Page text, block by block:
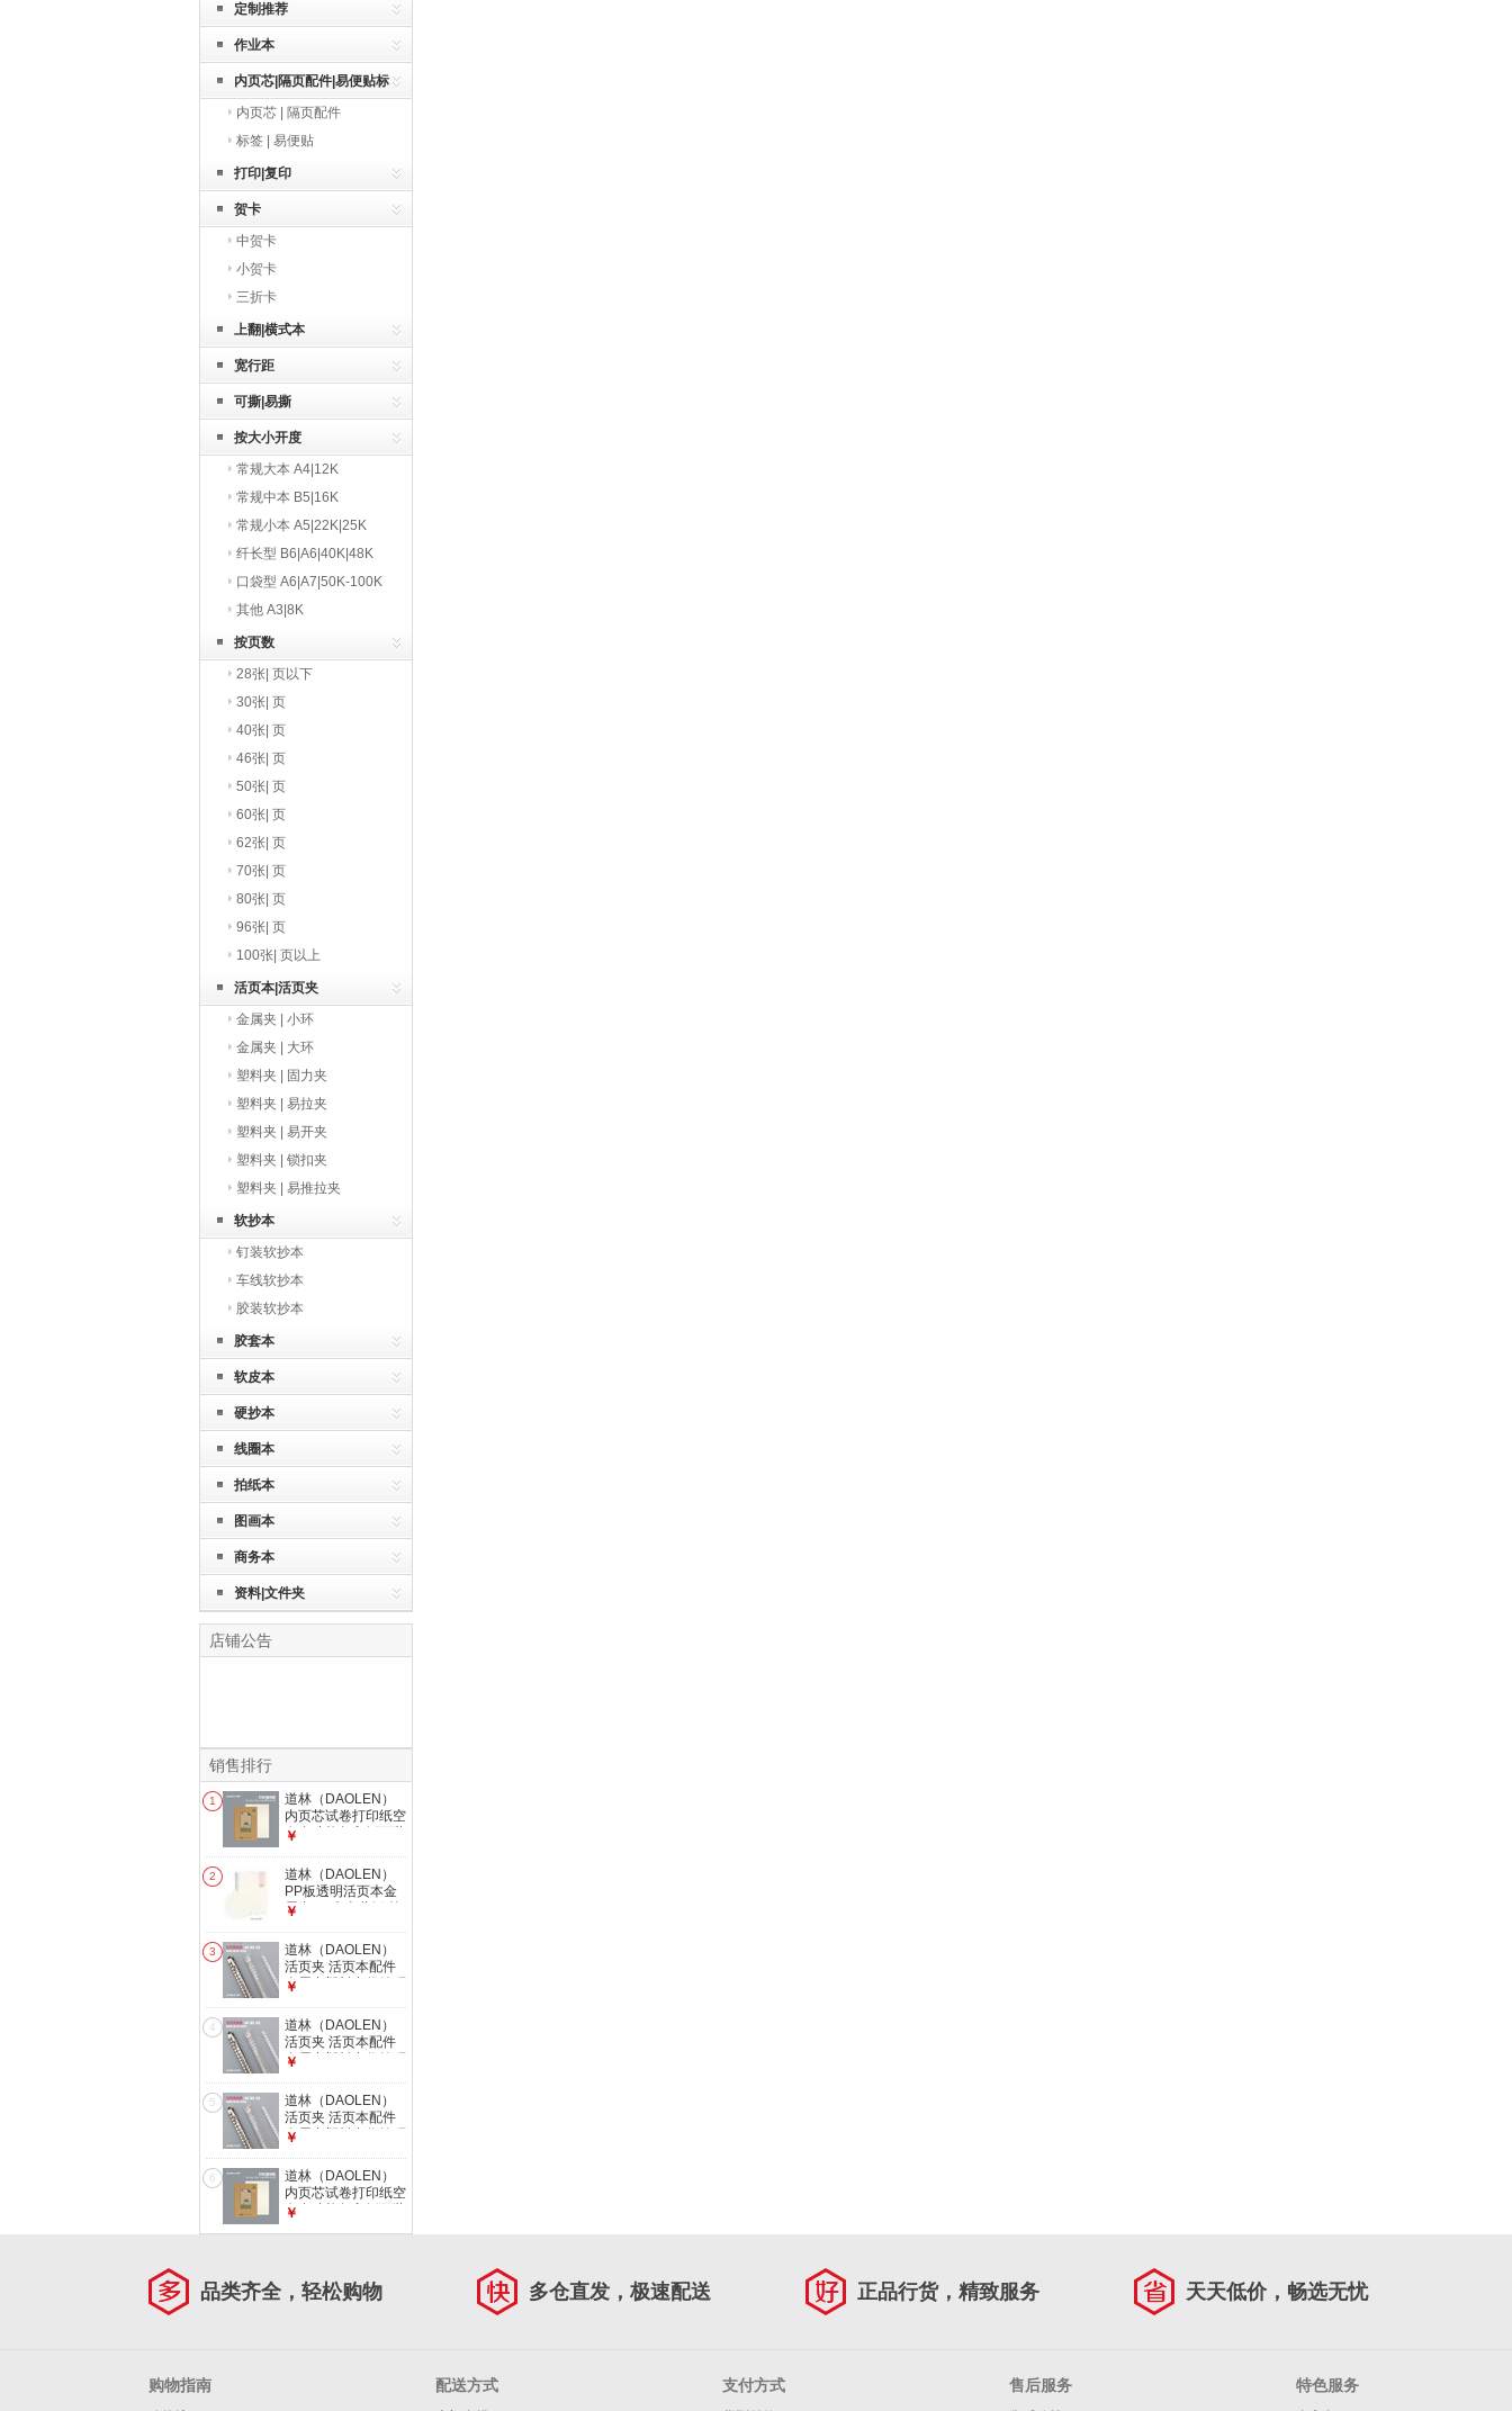
定制推荐
作业本
内页芯|隔页配件|易便贴标
签
内页芯 | 隔页配件
标签 | 易便贴
打印|复印
贺卡
中贺卡
小贺卡
三折卡
上翻|横式本
宽行距
可撕|易撕
按大小开度
常规大本 A4|12K
常规中本 B5|16K
常规小本 A5|22K|25K
纤长型 B6|A6|40K|48K
口袋型 A6|A7|50K-100K
其他 A3|8K
按页数
28张| 页以下
30张| 页
40张| 页
46张| 页
50张| 页
60张| 页
62张| 页
70张| 页
80张| 页
96张| 页
100张| 页以上
活页本|活页夹
金属夹 | 小环
金属夹 | 大环
塑料夹 | 固力夹
塑料夹 | 易拉夹
塑料夹 | 易开夹
塑料夹 | 锁扣夹
塑料夹 | 易推拉夹
软抄本
钉装软抄本
车线软抄本
胶装软抄本
胶套本
软皮本
硬抄本
线圈本
拍纸本
图画本
商务本
资料|文件夹
店铺公告
销售排行
1
道林（DAOLEN）
内页芯试卷打印纸空
白多功能复印纸可装
生涂鸦绘画商务打印
会议办公用品 【30
孔】80克米黄纸-
A4-100张 #空白打
印纸【一包】
￥
2
道林（DAOLEN）
PP板透明活页本金
属夹 80克米黄纸 简
笔记本子草稿手账文
具课堂练习办公会议
白色壳-横线纸60张
B5-26孔
￥
3
道林（DAOLEN）
活页夹 活页本配件
金属夹塑料夹收纳环
拆卸替芯扣 文具容
量环 百纳夹-金属夹
（可装200张纸 单个
装） A4-30孔#
￥
4
道林（DAOLEN）
活页夹 活页本配件
金属夹塑料夹收纳环
拆卸替芯扣 文具容
量环 百纳夹-金属夹
（可装200张纸 单个
装） B5-26孔#
￥
5
道林（DAOLEN）
活页夹 活页本配件
金属夹塑料夹收纳环
拆卸替芯扣 文具容
量环 PP活页板（两
片装） B5-26孔#
￥
6
道林（DAOLEN）
内页芯试卷打印纸空
白多功能复印纸可装
孔】100克米黄纸-
A4-100张 #空白打
￥
品类齐全，轻松购物 多仓直发，极速配送 正品行货，精致服务 天天低价，畅选无忧
购物指南 配送方式 支付方式 售后服务 特色服务